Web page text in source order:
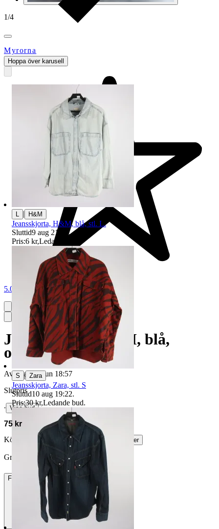
1/4
Myrorna
5.0
Jeansskjorta, H&M, blå,
oversize, stl. S.
Avslutad 14 jun 18:57
Slutpris
∙ Visa bud
75 kr
Köparskydd är valfritt hos företag.
Läs mer
GretisD vann auktionen
Frakt 84 kr DSV
Hoppa över karusell
| H&M
Jeansskjorta, H&M, blå, stl. L.
Sluttid9 aug 21:16 .
Pris:6 kr,Ledande bud
S | Zara
Jeansskjorta, Zara, stl. S
Sluttid10 aug 19:22.
Pris:30 kr,Ledande bud.